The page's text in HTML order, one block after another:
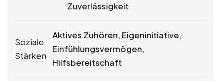
Zuverlässigkeit
Soziale
Stärken
Aktives Zuhören, Eigeninitiative,
Einfühlungsvermögen,
Hilfsbereitschaft